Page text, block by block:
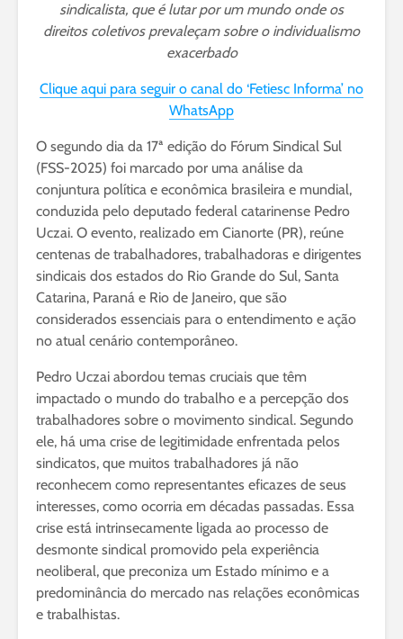
sindicalista, que é lutar por um mundo onde os
direitos coletivos prevaleçam sobre o individualismo
exacerbado
Clique aqui para seguir o canal do ‘Fetiesc Informa’ no
WhatsApp
O segundo dia da 17ª edição do Fórum Sindical Sul
(FSS-2025) foi marcado por uma análise da
conjuntura política e econômica brasileira e mundial,
conduzida pelo deputado federal catarinense Pedro
Uczai. O evento, realizado em Cianorte (PR), reúne
centenas de trabalhadores, trabalhadoras e dirigentes
sindicais dos estados do Rio Grande do Sul, Santa
Catarina, Paraná e Rio de Janeiro, que são
considerados essenciais para o entendimento e ação
no atual cenário contemporâneo.
Pedro Uczai abordou temas cruciais que têm
impactado o mundo do trabalho e a percepção dos
trabalhadores sobre o movimento sindical. Segundo
ele, há uma crise de legitimidade enfrentada pelos
sindicatos, que muitos trabalhadores já não
reconhecem como representantes eficazes de seus
interesses, como ocorria em décadas passadas. Essa
crise está intrinsecamente ligada ao processo de
desmonte sindical promovido pela experiência
neoliberal, que preconiza um Estado mínimo e a
predominância do mercado nas relações econômicas
e trabalhistas.